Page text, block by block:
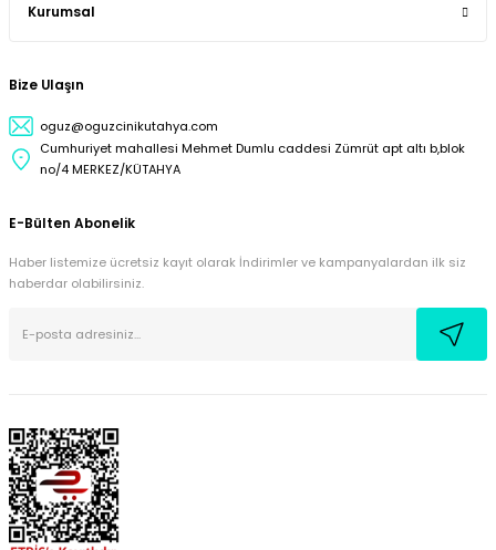
Kurumsal
Bize Ulaşın
oguz@oguzcinikutahya.com
Cumhuriyet mahallesi Mehmet Dumlu caddesi Zümrüt apt altı b,blok
no/4 MERKEZ/KÜTAHYA
E-Bülten Abonelik
Haber listemize ücretsiz kayıt olarak İndirimler ve kampanyalardan ilk siz
haberdar olabilirsiniz.